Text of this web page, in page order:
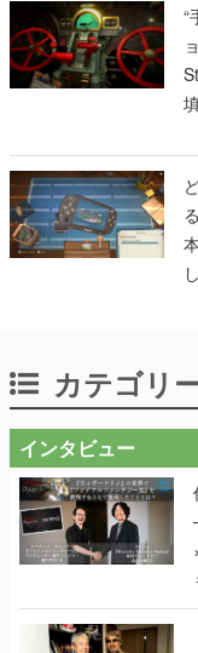
“
カテゴリ
インタビュー